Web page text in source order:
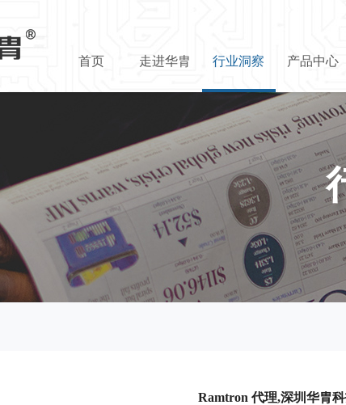
首页 走进华胄 行业洞察 产品中心
Ramtron 代理,深圳华胄